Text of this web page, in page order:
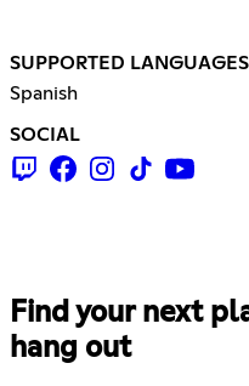
SUPPORTED LANGUAGES
Spanish
SOCIAL
Find your next
hang out